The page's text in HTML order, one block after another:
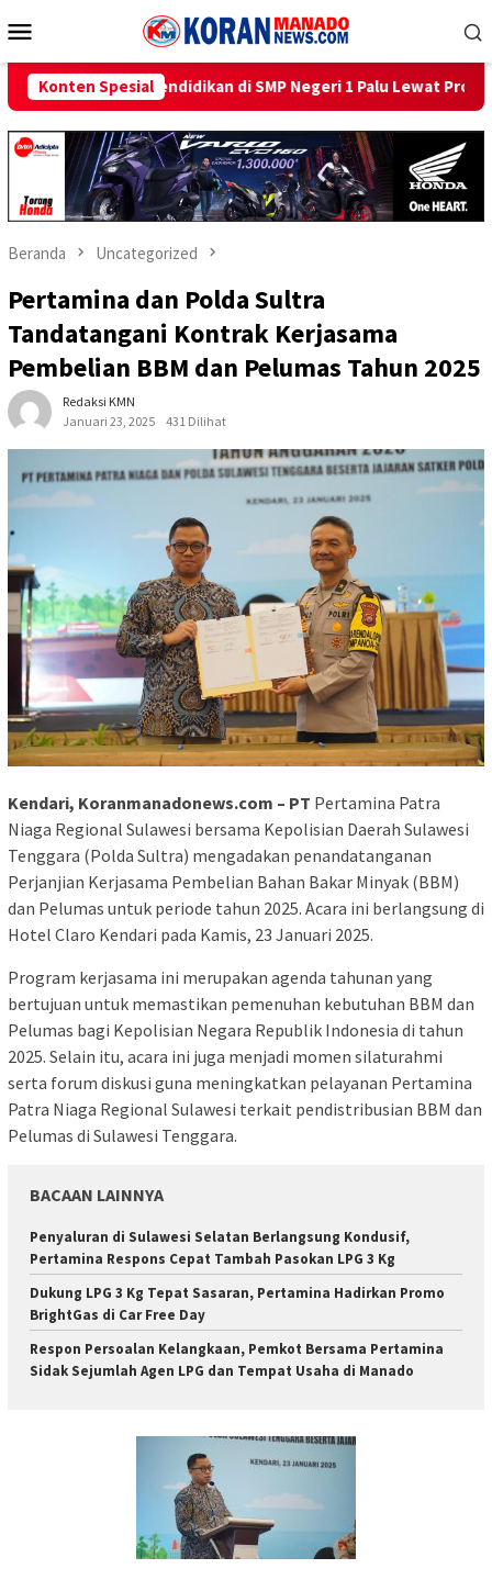
ke
Mobile
Konten Spesial
di SMP Negeri 1 Palu Lewat Program TJSL
Beranda Uncategorized
Pertamina dan Polda Sultra
Tandatangani Kontrak Kerjasama
Pembelian BBM dan Pelumas Tahun 2025
Redaksi KMN
Januari 23, 2025
431 Dilihat
Kendari, Koranmanadonews.com – PT Pertamina Patra
Niaga Regional Sulawesi bersama Kepolisian Daerah Sulawesi
Tenggara (Polda Sultra) mengadakan penandatanganan
Perjanjian Kerjasama Pembelian Bahan Bakar Minyak (BBM)
dan Pelumas untuk periode tahun 2025. Acara ini berlangsung di
Hotel Claro Kendari pada Kamis, 23 Januari 2025.
Program kerjasama ini merupakan agenda tahunan yang
bertujuan untuk memastikan pemenuhan kebutuhan BBM dan
Pelumas bagi Kepolisian Negara Republik Indonesia di tahun
2025. Selain itu, acara ini juga menjadi momen silaturahmi
serta forum diskusi guna meningkatkan pelayanan Pertamina
Patra Niaga Regional Sulawesi terkait pendistribusian BBM dan
Pelumas di Sulawesi Tenggara.
BACAAN LAINNYA
Penyaluran di Sulawesi Selatan Berlangsung Kondusif,
Pertamina Respons Cepat Tambah Pasokan LPG 3 Kg
Dukung LPG 3 Kg Tepat Sasaran, Pertamina Hadirkan Promo
BrightGas di Car Free Day
Respon Persoalan Kelangkaan, Pemkot Bersama Pertamina
Sidak Sejumlah Agen LPG dan Tempat Usaha di Manado